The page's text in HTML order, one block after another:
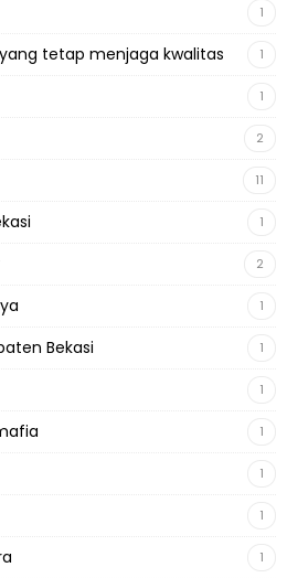
1
tetap menjaga kwalitas 1
1
2
11
1
2
1
Bekasi 1
1
1
1
1
1